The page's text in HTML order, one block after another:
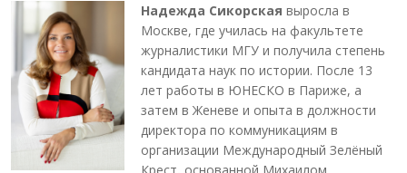
Надежда Сикорская выросла в
Москве, где училась на факультете
журналистики МГУ и получила степень
кандидата наук по истории. После 13
лет работы в ЮНЕСКО в Париже, а
затем в Женеве и опыта в должности
директора по коммуникациям в
организации Международный Зелёный
Крест, основанной Михаилом